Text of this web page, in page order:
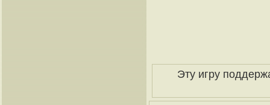
Эту игру